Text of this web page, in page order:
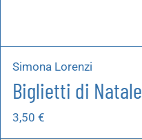
Simona Lorenzi
Biglietti di Natale
3,50 €